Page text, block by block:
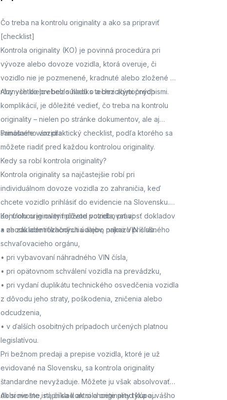
Čo treba na kontrolu originality a ako sa pripraviť
[checklist]
Kontrola originality (KO) je povinná procedúra pri
vývoze alebo dovoze vozidla, ktorá overuje, či
vozidlo nie je pozmenené, kradnuté alebo zložené z
rôznych dielov bez súladu s technickými predpismi.
Aby všetko prebehlo hladko a bez zbytočných
komplikácií, je dôležité vedieť, čo treba na kontrolu
originality – nielen po stránke dokumentov, ale aj
samotného vozidla.
Prinášame vám praktický checklist, podľa ktorého sa
môžete riadiť pred každou kontrolou originality.
Kedy sa robí kontrola originality?
Kontrola originality sa najčastejšie robí pri
individuálnom dovoze vozidla zo zahraničia, keď
chcete vozidlo prihlásiť do evidencie na Slovensku.
Jej úlohou je overiť pôvod vozidla, pravosť dokladov
a zhodu identifikačných údajov, najmä VIN čísla.
Kontrolu originality môžete potrebovať aj:
• na základe rozhodnutia alebo príkazu príslušného
schvaľovacieho orgánu,
• pri vybavovaní náhradného VIN čísla,
• pri opätovnom schválení vozidla na prevádzku,
• pri vydaní duplikátu technického osvedčenia vozidla
z dôvodu jeho straty, poškodenia, zničenia alebo
odcudzenia,
• v ďalších osobitných prípadoch určených platnou
legislatívou.
Pri bežnom predaji a prepise vozidla, ktoré je už
evidované na Slovensku, sa kontrola originality
štandardne nevyžaduje. Môžete ju však absolvovať
dobrovoľne, napríklad ak si chcete pred kúpou
Ak si nie ste istí, či sa kontrola originality týka aj vášho